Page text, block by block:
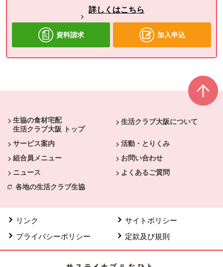
詳しくはこちら
資料請求 加入申込
生協の食材宅配
生活クラブ大阪 トップ
生活クラブ大阪について
サービス案内
活動・とりくみ
組合員メニュー
お問い合わせ
ニュース
よくあるご質問
各地の生活クラブ生協
リンク
サイトポリシー
プライバシーポリシー
定款及び規則